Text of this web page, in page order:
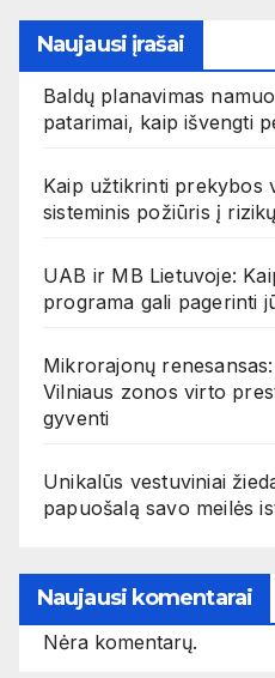
Naujausi įrašai
Baldų planavimas
patarimai, kaip išvengti
Kaip užtikrinti prekybos
sisteminis požiūris į
UAB ir MB Lietuvoje:
programa gali pagerinti
Mikrorajonų
Vilniaus zonos virto
gyventi
Unikalūs vestuviniai
papuošalą savo meilės
Naujausi komentarai
Nėra komentarų.